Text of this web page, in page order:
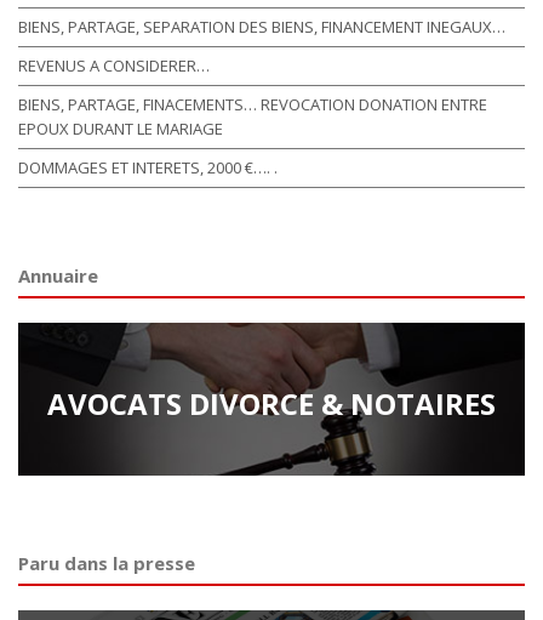
BIENS, PARTAGE, SEPARATION DES BIENS, FINANCEMENT INEGAUX…
REVENUS A CONSIDERER…
BIENS, PARTAGE, FINACEMENTS… REVOCATION DONATION ENTRE
EPOUX DURANT LE MARIAGE
DOMMAGES ET INTERETS, 2000 €…. .
Annuaire
AVOCATS DIVORCE & NOTAIRES
Paru dans la presse